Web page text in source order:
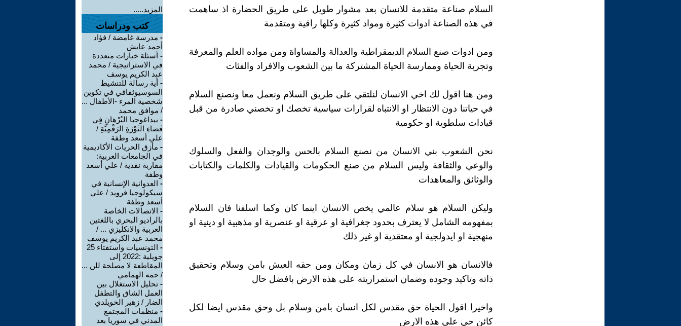
السلام صناعة متقدمة للانسان بعد مشوار طويل على طريق الحضارة اذ ساهمت
في هذه الصناعة ادوات كثيرة ومواد كثيرة وكلها راقية ومتقدمة
ومن ادوات صنع السلام الديمقراطية والعدالة والمساواة ومن مواده العلم والمعرفة
وتجربة الحياة وممارسة الحياة المشتركة ما بين الشعوب والافراد والفئات
ومن هنا اقول لك اخي الانسان لنلتقي على طريق السلام ونعمل معا ونصنع السلام
في حياتنا دون الانتظار او الانتباه لقرارات سياسية تخصك او تخصني صادرة من قبل
قيادات سلطوية او حكومية
نحن الشعوب بني الانسان من نصنع السلام بالحس والوجدان والفعل والسلوك
والوعي والثقافة وليس السلام من صنع الحكومات والقيادات والكلمات والكتابات
والوثائق والمعاهدات
وليكن السلام هو سلام عالمي يخص الانسان اينما كان وكما اسلفنا فان السلام
بمفهومه الشامل لا يعترف بحدود جغرافية او عرقية او عنصرية او مذهبية او دينية او
منهجية او ايدولجية او معتقدية او غير ذلك
فالانسان هو الانسان في كل زمان ومكان ومن حقه العيش بامن وسلام وتحقيق
ذاته وتاكيد وجوده وضمان استمراريته على هذه الارض بافضل حال
واخيرا اقول الحياة حق مقدس لكل انسان بامن وسلام بل وحق مقدس ايضا لكل
كائن حي على هذه الارض
المزيد.....
كتب ودراسات
- مدرسة غامضة / فؤاد
أحمد عايش
- أسئلة خيارات متعددة
في الاستراتيجية / محمد
عبد الكريم يوسف
- أية رسالة للتنشيط
السوسيوثقافي في تكوين
شخصية المرء -الأطفال ...
/ موافق محمد
- بيداغوجيا البُرْهانِ فِي
فَضاءِ الثَوْرَةِ الرَقْمِيَّةِ /
علي أسعد وطفة
- مأزق الحريات الأكاديمية
في الجامعات العربية:
مقاربة نقدية / علي أسعد
وطفة
- العدوانية الإنسانية في
سيكولوجيا فرويد / علي
أسعد وطفة
- الاتصالات الخاصة
بالراديو البحري باللغتين
العربية والانكليزي ... /
محمد عبد الكريم يوسف
-
التونسيات واستفتاء 25
جويلية :2022 إلى
المقاطعة لا مصلحة للن ...
/ حمه الهمامي
- تحليل الاستغلال بين
العمل الشاق والتطفل
الضار / زهير الخويلدي
- منظمات المجتمع
المدني في سوريا بعد